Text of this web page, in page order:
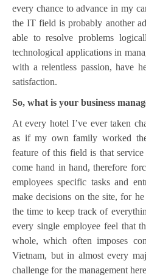
every chance to advance in my
the IT field is probably another
able to resolve problems
technological applications in
with a relentless passion, have
satisfaction.
So, what is your business
At every hotel I’ve ever taken
as if my own family worked
feature of this field is that
come hand in hand, therefore
employees specific tasks and
make decisions on the site, for
the time to keep track of
every single employee feel that
whole, which often imposes
Vietnam, but in almost every
challenge for the management